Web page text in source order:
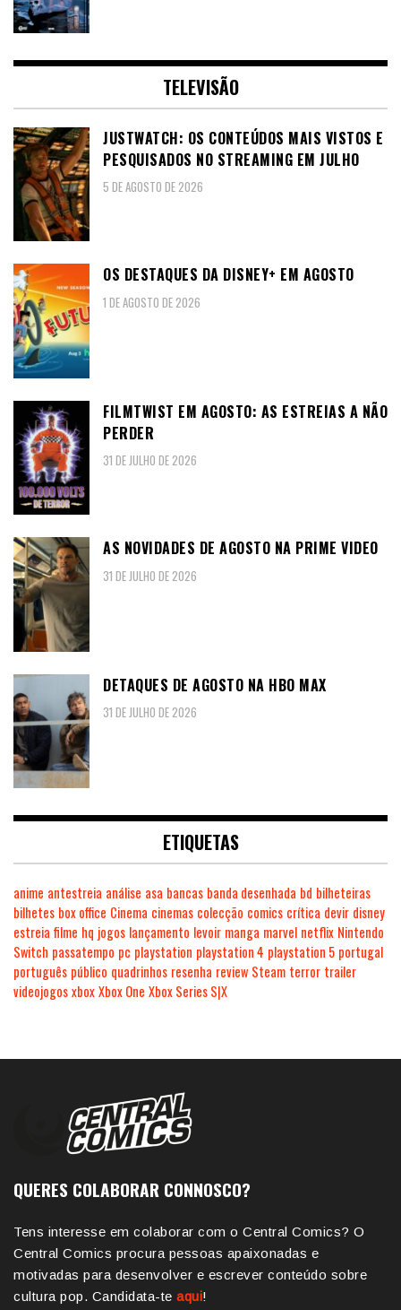
TELEVISÃO
JUSTWATCH: OS CONTEÚDOS MAIS VISTOS E
PESQUISADOS NO STREAMING EM JULHO
5 DE AGOSTO DE 2026
OS DESTAQUES DA DISNEY+ EM AGOSTO
1 DE AGOSTO DE 2026
FILMTWIST EM AGOSTO: AS ESTREIAS A NÃO
PERDER
31 DE JULHO DE 2026
AS NOVIDADES DE AGOSTO NA PRIME VIDEO
31 DE JULHO DE 2026
DETAQUES DE AGOSTO NA HBO MAX
31 DE JULHO DE 2026
ETIQUETAS
anime antestreia análise asa bancas banda desenhada bd bilheteiras
bilhetes box office Cinema cinemas colecção comics crítica devir disney
estreia filme hq jogos lançamento levoir manga marvel netflix Nintendo
Switch passatempo pc playstation playstation 4 playstation 5 portugal
português público quadrinhos resenha review Steam terror trailer
videojogosxboxXbox One Xbox Series S|X
QUERES COLABORAR CONNOSCO?
Tens interesse em colaborar com o Central Comics? O
Central Comics procura pessoas apaixonadas e
motivadas para desenvolver e escrever conteúdo sobre
cultura pop. Candidata-te aqui!